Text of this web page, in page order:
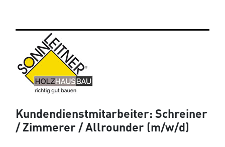
Kundendienstmitarbeiter: Schreiner
/ Zimmerer / Allrounder (m/w/d)